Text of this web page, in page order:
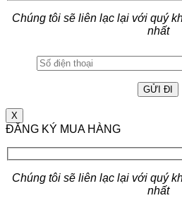
Chúng tôi sẽ liên lạc lại với quý
nhất
X
ĐĂNG KÝ MUA HÀNG
Chúng tôi sẽ liên lạc lại với quý
nhất